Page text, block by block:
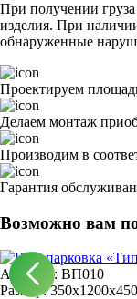
При получении груза
изделия. При
обнаруженные
Проектируем
Делаем монтаж
Производим в
Гарантия
Возможно вам
Артикул: ВП010
Размер: 350х1200х450